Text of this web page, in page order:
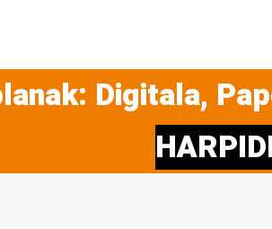
Digitala,